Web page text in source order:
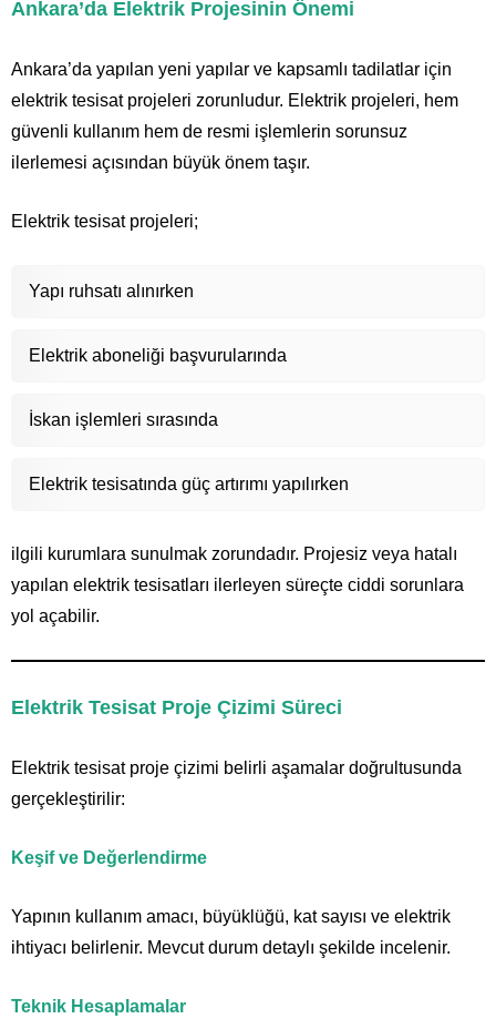
Ankara’da Elektrik Projesinin Önemi
Ankara’da yapılan yeni yapılar ve kapsamlı tadilatlar için
elektrik tesisat projeleri zorunludur. Elektrik projeleri, hem
güvenli kullanım hem de resmi işlemlerin sorunsuz
ilerlemesi açısından büyük önem taşır.
Elektrik tesisat projeleri;
Yapı ruhsatı alınırken
Elektrik aboneliği başvurularında
İskan işlemleri sırasında
Elektrik tesisatında güç artırımı yapılırken
ilgili kurumlara sunulmak zorundadır. Projesiz veya hatalı
yapılan elektrik tesisatları ilerleyen süreçte ciddi sorunlara
yol açabilir.
Elektrik Tesisat Proje Çizimi Süreci
Elektrik tesisat proje çizimi belirli aşamalar doğrultusunda
gerçekleştirilir:
Keşif ve Değerlendirme
Yapının kullanım amacı, büyüklüğü, kat sayısı ve elektrik
ihtiyacı belirlenir. Mevcut durum detaylı şekilde incelenir.
Teknik Hesaplamalar